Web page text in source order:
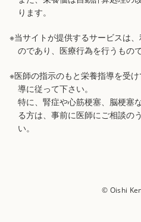
ります。
※当サイトが提供するサービスは
のであり、医療行為を行うもの
※医師の指示のもと栄養指導を受
導に従って下さい。
特に、腎症や心筋梗塞、脳梗塞
る方は、事前に医師にご相談の
い。
© Oishi